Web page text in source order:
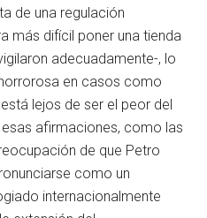
de una regulación
más difícil poner una tienda
adecuadamente-, lo
en casos como
lejos de ser el peor del
afirmaciones, como las
de que Petro
como un
internacionalmente